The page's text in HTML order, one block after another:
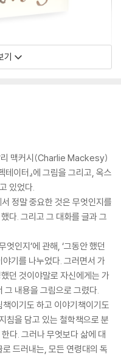
리 맥커시(Charlie Mackesy)
테이터』에 그림을 그리고, 옥스
있었다.
정말 중요한 것은 무엇인지를
다. 그리고 그 대화를 글과 그
엇인지’에 관해, ‘그동안 했던
기를 나누었다. 그러면서 가
던 것이야말로 자신에게는 가
그 내용을 그림으로 그렸다.
이기도 하고 이야기책이기도
침을 담고 있는 철학책으로 분
다. 그러나 무엇보다 삶에 대
드러내는, 모든 연령대의 독